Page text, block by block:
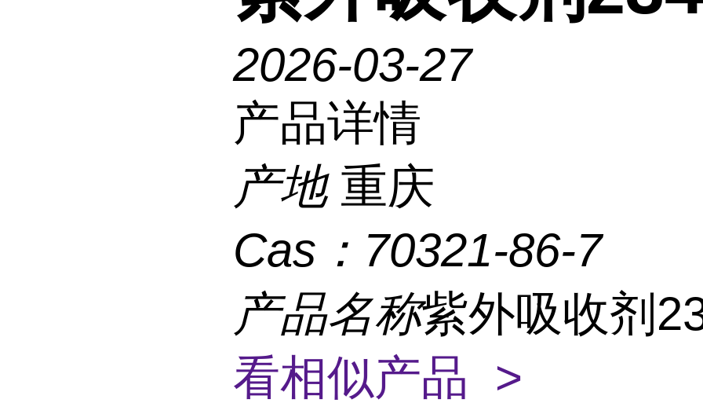
2026-03-27
产品详情
产地 重庆
Cas： 70321-86-7
产品名称紫外吸收剂
看相似产品 >